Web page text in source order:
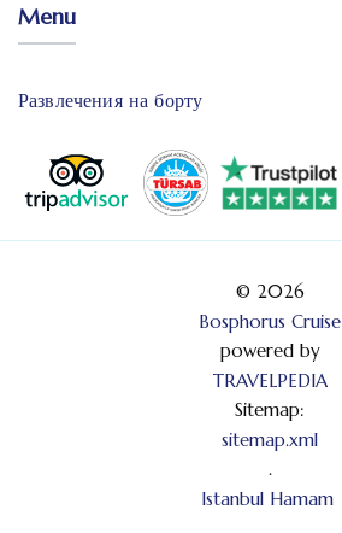
Menu
Развлечения на борту
© 2026
Bosphorus Cruise
powered by
TRAVELPEDIA
Sitemap:
sitemap.xml
.
Istanbul Hamam